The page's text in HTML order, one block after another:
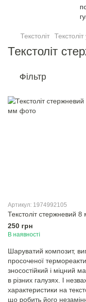
Текстоліт
Текстоліт
Фільтр
Артикул: 1974992105
Текстоліт стержневий 8
250 грн
В наявності
Шаруватий композит,
просоченої
зносостійкий і міцний
в різних галузях. І
характеристики на
що робить його